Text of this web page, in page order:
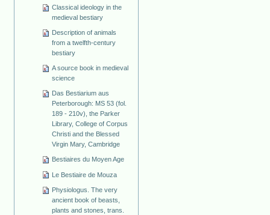
Classical ideology in the
medieval bestiary
Description of animals
from a twelfth-century
bestiary
A source book in medieval
science
Das Bestiarium aus
Peterborough: MS 53 (fol.
189 - 210v), the Parker
Library, College of Corpus
Christi and the Blessed
Virgin Mary, Cambridge
Bestiaires du Moyen Age
Le Bestiaire de Mouza
Physiologus. The very
ancient book of beasts,
plants and stones, trans.